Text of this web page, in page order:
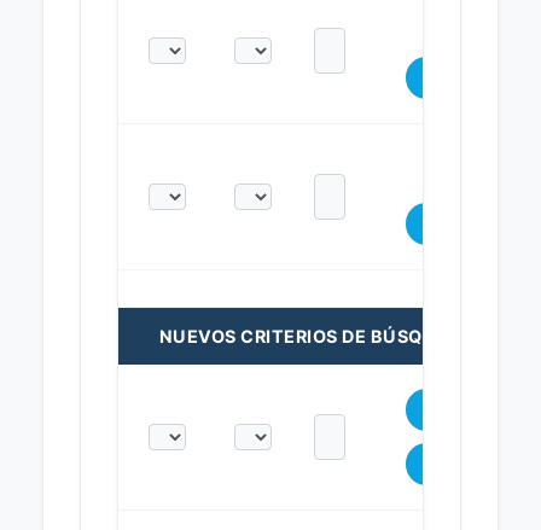
NUEVOS CRITERIOS DE BÚSQUEDA: